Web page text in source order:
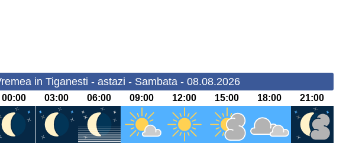
in Tiganesti - astazi - Sambata - 08.08.2026
00:00 03:00 06:00 09:00 12:00 15:00 18:00 21:00